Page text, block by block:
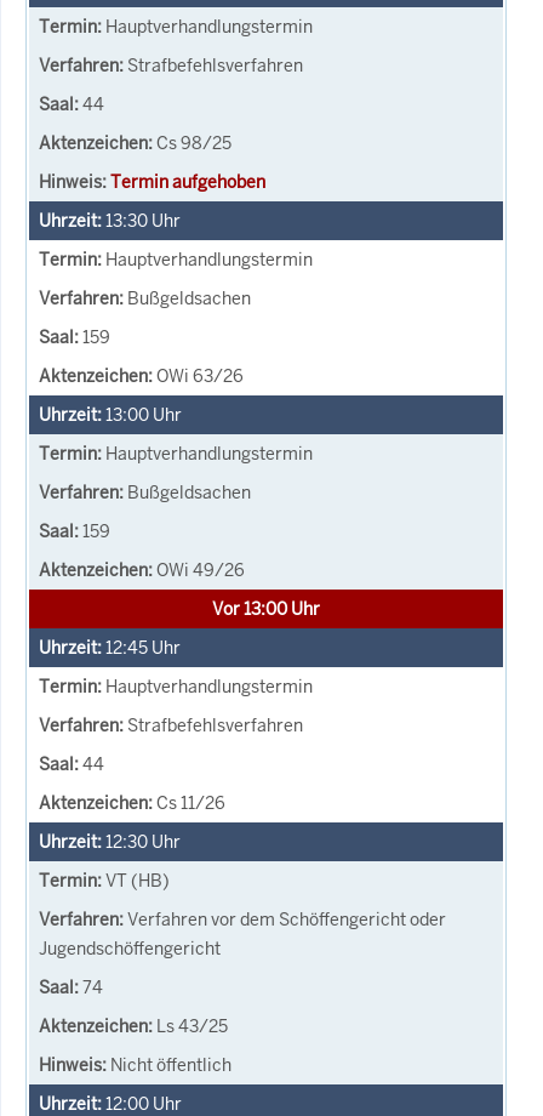
Hauptverhandlungstermin
Strafbefehlsverfahren
44
Cs 98/25
Termin aufgehoben
13:30 Uhr
Hauptverhandlungstermin
Bußgeldsachen
159
OWi 63/26
13:00 Uhr
Hauptverhandlungstermin
Bußgeldsachen
159
OWi 49/26
Vor 13:00 Uhr
12:45 Uhr
Hauptverhandlungstermin
Strafbefehlsverfahren
44
Cs 11/26
12:30 Uhr
VT (HB)
Verfahren vor dem Schöffengericht oder
Jugendschöffengericht
74
Ls 43/25
Nicht öffentlich
12:00 Uhr